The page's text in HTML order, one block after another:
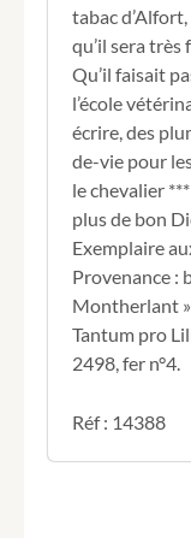
tabac
qu’il sera très
Qu’il faisait
l’école
écrire, des
de-vie pour
le chevalier
plus de bon
Exemplaire
Provenance :
Montherlant
Tantum pro
2498, fer n°4.
Réf : 14388